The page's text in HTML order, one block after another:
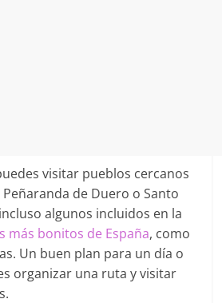
visitar pueblos cercanos
de Duero o Santo
algunos incluidos en la
más bonitos de España, como
Un buen plan para un día o
organizar una ruta y visitar